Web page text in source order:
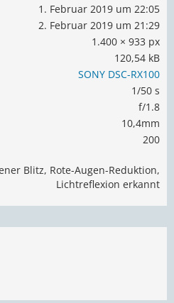
1. Februar 2019 um 22:05
2. Februar 2019 um 21:29
1.400 × 933 px
120,54 kB
SONY DSC-RX100
1/50 s
f/1.8
10,4mm
200
Blitz, Rote-Augen-Reduktion,
Lichtreflexion erkannt